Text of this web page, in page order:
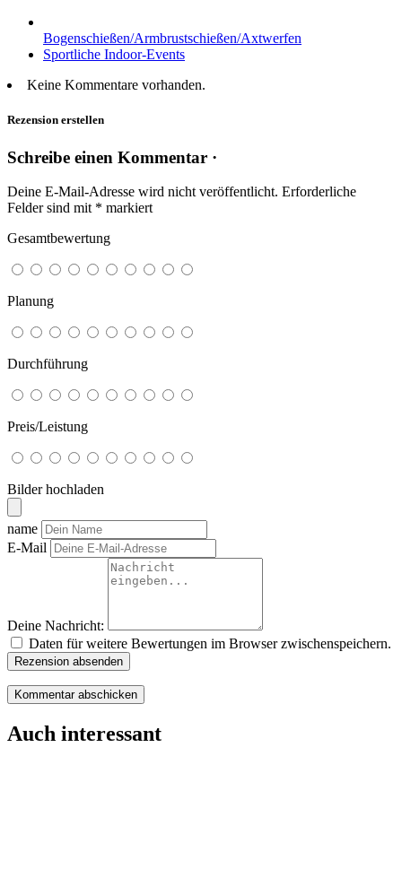
Bogenschießen/Armbrustschießen/Axtwerfen
Sportliche Indoor-Events
Keine Kommentare vorhanden.
Rezension erstellen
Schreibe einen Kommentar ·
Deine E-Mail-Adresse wird nicht veröffentlicht. Erforderliche
Felder sind mit * markiert
Gesamtbewertung
Planung
Durchführung
Preis/Leistung
Bilder hochladen
name
E-Mail
Deine Nachricht:
Daten für weitere Bewertungen im Browser zwischenspeichern.
Rezension absenden
Auch interessant